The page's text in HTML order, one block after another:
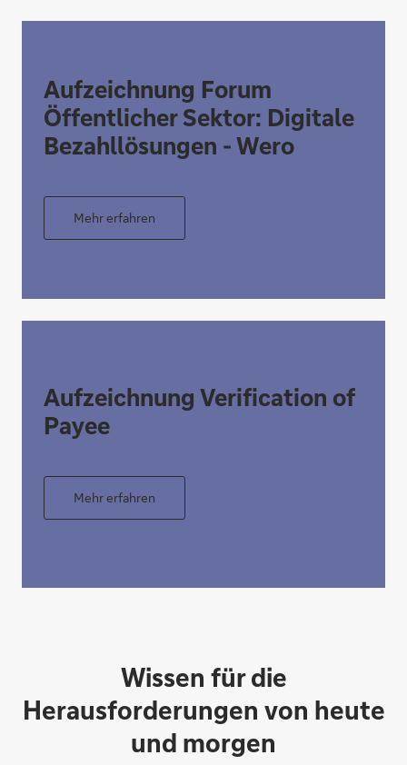
Aufzeichnung Forum
Öffentlicher Sektor: Digitale
Bezahllösungen - Wero
Mehr erfahren
Aufzeichnung Verification of
Payee
Mehr erfahren
Wissen für die
Herausforderungen von heute
und morgen